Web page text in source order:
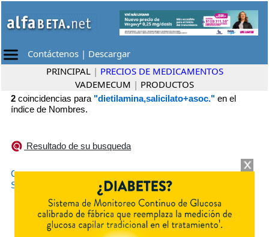
Contáctenos | Descargar
PRINCIPAL | PRECIOS DE MEDICAMENTOS
VADEMECUM | PRODUCTOS
2 coincidencias para "dietilamina,salicilato+asoc." en el
índice de Nombres.
Resultado de su busqueda
CREMA SPINEDA•Pérez
SALICREM
E. J. Gezzi